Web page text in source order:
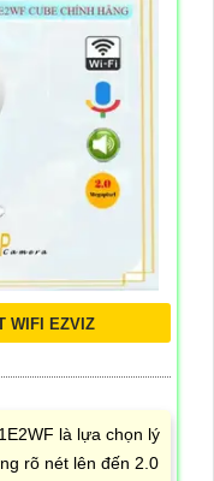
WIFI EZVIZ
là lựa chọn lý
rõ nét lên đến 2.0